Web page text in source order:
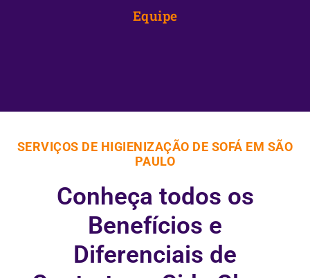
Equipe
SERVIÇOS DE HIGIENIZAÇÃO DE SOFÁ EM SÃO
PAULO
Conheça todos os
Benefícios e
Diferenciais de